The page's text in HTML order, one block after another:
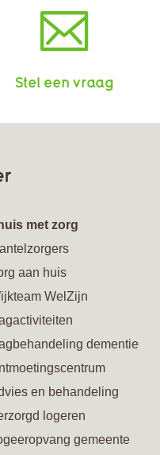
Stel een vraag
met zorg
aan huis
WelZijn
dementie
en behandeling
logeren
gemeente